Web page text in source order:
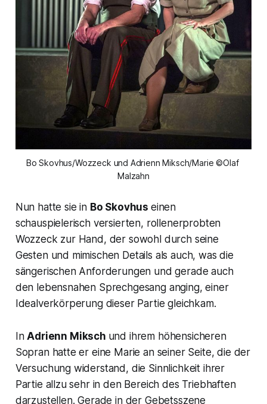
Bo Skovhus/Wozzeck und Adrienn Miksch/Marie ©Olaf
Malzahn
Nun hatte sie in Bo Skovhus einen
schauspielerisch versierten, rollenerprobten
Wozzeck zur Hand, der sowohl durch seine
Gesten und mimischen Details als auch, was die
sängerischen Anforderungen und gerade auch
den lebensnahen Sprechgesang anging, einer
Idealverkörperung dieser Partie gleichkam.
InAdrienn Miksch und ihrem höhensicheren
Sopran hatte er eine Marie an seiner Seite, die der
Versuchung widerstand, die Sinnlichkeit ihrer
Partie allzu sehr in den Bereich des Triebhaften
darzustellen. Gerade in der Gebetsszene